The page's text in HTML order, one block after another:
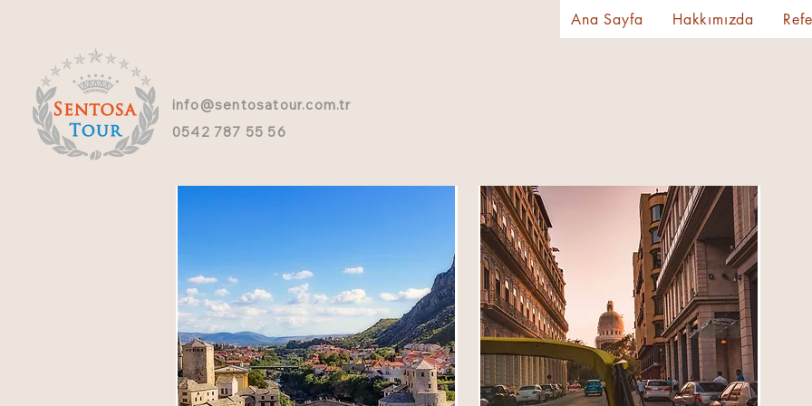
Ana Sayfa Hakkımızda
info@sentosatour.com.tr
0542 787 55 56